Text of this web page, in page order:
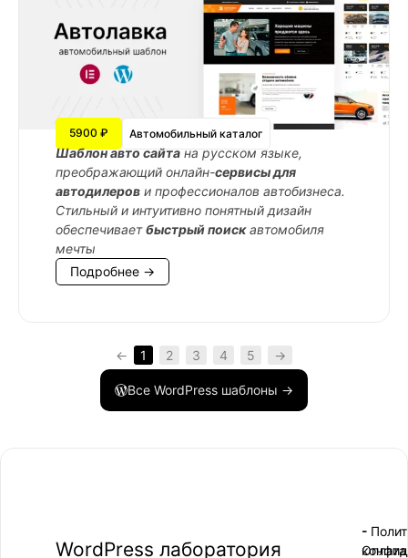
5900 ₽ Автомобильный каталог
Шаблон авто сайта на русском языке,
преображающий онлайн-сервисы для
автодилеров и профессионалов автобизнеса.
Стильный и интуитивно понятный дизайн
обеспечиваетбыстрый поискавтомобиля
мечты
Подробнее →
← 1 2 3 4 5 →
Все WordPress шаблоны →
WordPress лаборатория
-
-
Оплата